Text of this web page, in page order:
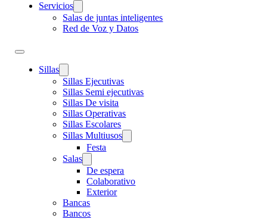
Servicios
Salas de juntas inteligentes
Red de Voz y Datos
Sillas
Sillas Ejecutivas
Sillas Semi ejecutivas
Sillas De visita
Sillas Operativas
Sillas Escolares
Sillas Multiusos
Festa
Salas
De espera
Colaborativo
Exterior
Bancas
Bancos